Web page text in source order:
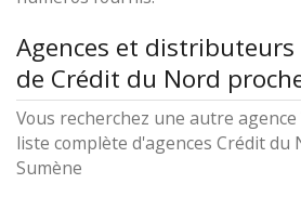
Agences et
de Crédit du Nord
Vous recherchez une autre
liste complète d'agences Crédit du
Sumène